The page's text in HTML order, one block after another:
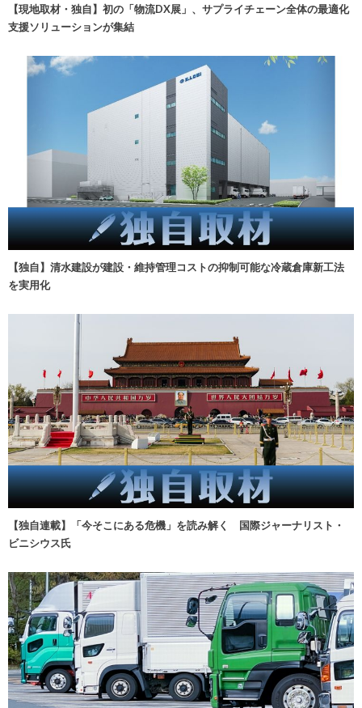
【現地取材・独自】初の「物流DX展」、サプライチェーン全体の最適化
支援ソリューションが集結
【独自】清水建設が建設・維持管理コストの抑制可能な冷蔵倉庫新工法
を実用化
【独自連載】「今そこにある危機」を読み解く 国際ジャーナリスト・
ビニシウス氏